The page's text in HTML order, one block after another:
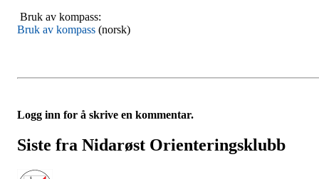
Bruk av kompass:
Bruk av kompass (norsk)
Logg inn for å skrive en kommentar.
Siste fra Nidarøst Orienteringsklubb